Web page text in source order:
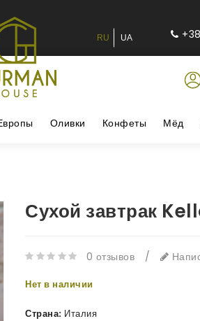
RU UA
Оливки Конфеты Мёд
Сухой завтрак
0 отзывов /
Нет в наличии
Страна: Италия